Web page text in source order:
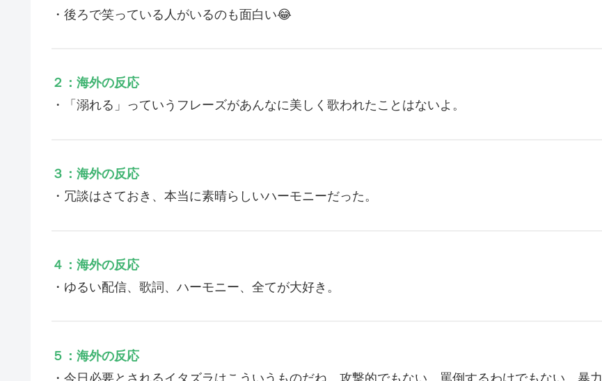
・後ろで笑っている人がいるのも面白い😂
２：海外の反応
・「溺れる」っていうフレーズがあんなに美しく歌われたことはないよ。
３：海外の反応
・冗談はさておき、本当に素晴らしいハーモニーだった。
４：海外の反応
・ゆるい配信、歌詞、ハーモニー、全てが大好き。
５：海外の反応
・今日必要とされるイタズラはこういうものだね。攻撃的でもない、罵倒するわけでもない、暴力